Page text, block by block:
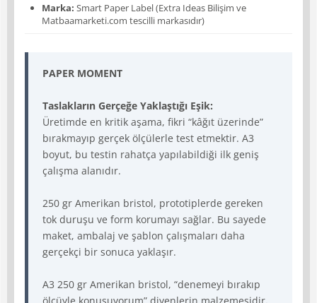
Marka: Smart Paper Label (Extra Ideas Bilişim ve
Matbaamarketi.com tescilli markasıdır)
PAPER MOMENT
Taslakların Gerçeğe Yaklaştığı Eşik:
Üretimde en kritik aşama, fikri “kâğıt üzerinde”
bırakmayıp gerçek ölçülerle test etmektir. A3
boyut, bu testin rahatça yapılabildiği ilk geniş
çalışma alanıdır.
250 gr Amerikan bristol, prototiplerde gereken
tok duruşu ve form korumayı sağlar. Bu sayede
maket, ambalaj ve şablon çalışmaları daha
gerçekçi bir sonuca yaklaşır.
A3 250 gr Amerikan bristol, “denemeyi bırakıp
ölçüyle konuşuyorum” diyenlerin malzemesidir.